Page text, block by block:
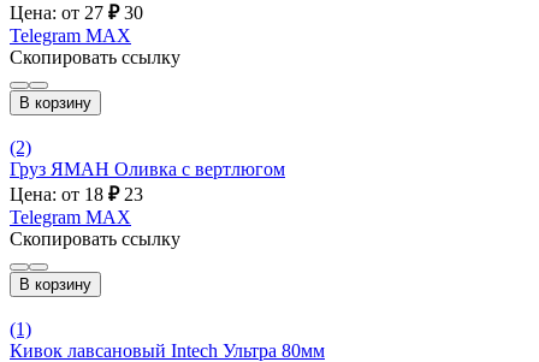
Цена: от 27 ₽ 30
Telegram MAX
Скопировать ссылку
В корзину
(2)
Груз ЯМАН Оливка с вертлюгом
Цена: от 18 ₽ 23
Telegram MAX
Скопировать ссылку
В корзину
(1)
Кивок лавсановый Intech Ультра 80мм